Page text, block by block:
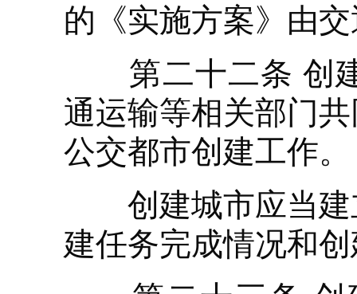
的《实施方案》由
第二十二条 创建
通运输等相关部门
公交都市创建工作。
创建城市应当建
建任务完成情况和